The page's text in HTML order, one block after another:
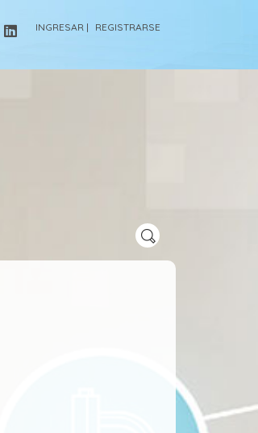
INGRESAR | REGISTRARSE